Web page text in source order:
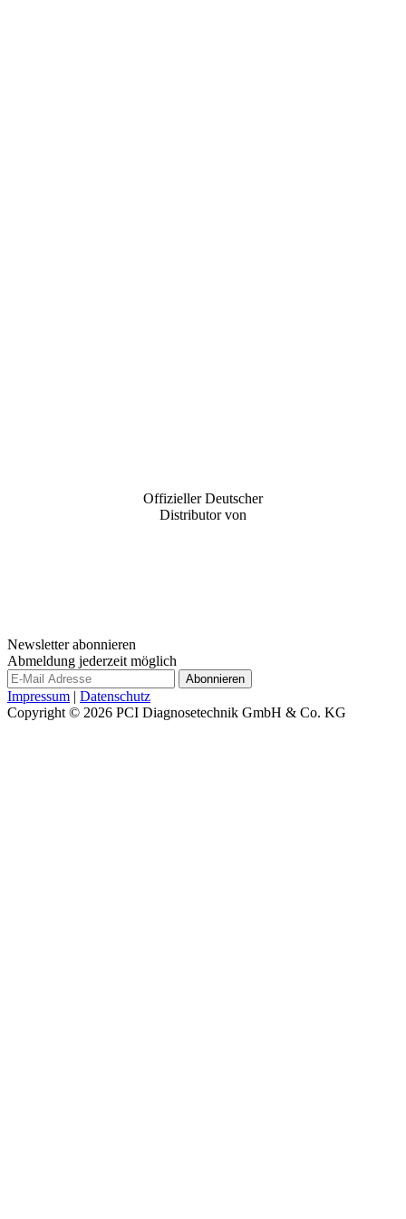
Offizieller Deutscher
Distributor von
Newsletter abonnieren
Abmeldung jederzeit möglich
Impressum | Datenschutz
Copyright © 2026 PCI Diagnosetechnik GmbH & Co. KG